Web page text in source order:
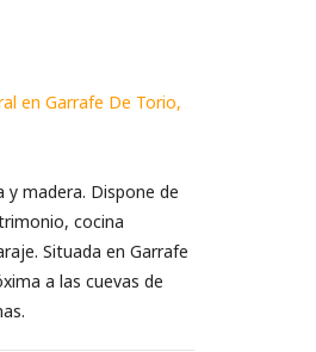
en Garrafe De Torio,
y madera. Dispone de
cocina
Situada en Garrafe
a las cuevas de